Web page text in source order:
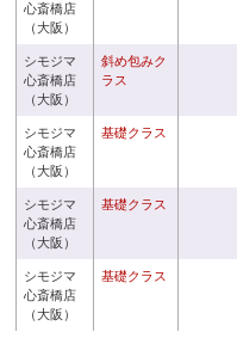
心斎橋店
（大阪）
シモジマ
心斎橋店
（大阪）
斜め包みク
ラス
シモジマ
心斎橋店
（大阪）
基礎クラス
シモジマ
心斎橋店
（大阪）
基礎クラス
シモジマ
心斎橋店
（大阪）
基礎クラス